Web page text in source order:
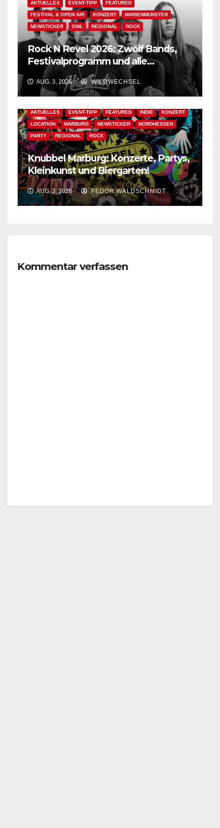
AKTUELLES EVENT-TIPP FEATURED
FESTIVAL & OPEN AIR KONZERT MARIENMÜNSTER
NEWSTICKER OWL REGIONAL ROCK
Rock N Revel 2026: Zwölf Bands,
Festivalprogramm und alle
wichtigen Informationen!
AUG. 3, 2026 WILDWECHSEL
AKTUELLES EVENT-TIPP FEATURED INDIE KONZERT
LOCATION MARBURG NEWSTICKER NORDHESSEN
PARTY REGIONAL ROCK
Knubbel Marburg: Konzerte, Partys,
Kleinkunst und Biergarten!
AUG. 3, 2026 FEDOR WALDSCHMIDT
Kommentar verfassen